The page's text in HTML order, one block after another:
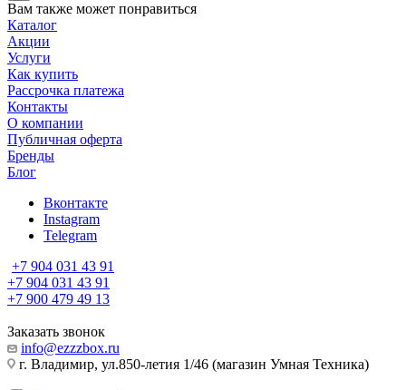
Вам также может понравиться
Каталог
Акции
Услуги
Как купить
Рассрочка платежа
Контакты
О компании
Публичная оферта
Бренды
Блог
Вконтакте
Instagram
Telegram
+7 904 031 43 91
+7 904 031 43 91
+7 900 479 49 13
Заказать звонок
info@ezzzbox.ru
г. Владимир, ул.850-летия 1/46 (магазин Умная Техника)